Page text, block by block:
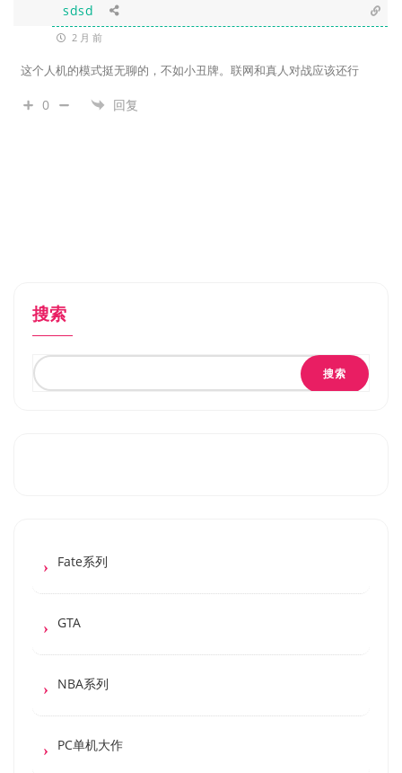
sdsd
2 月 前
这个人机的模式挺无聊的，不如小丑牌。联网和真人对战应该还行
0 回复
搜索
搜索
Fate系列
GTA
NBA系列
PC单机大作